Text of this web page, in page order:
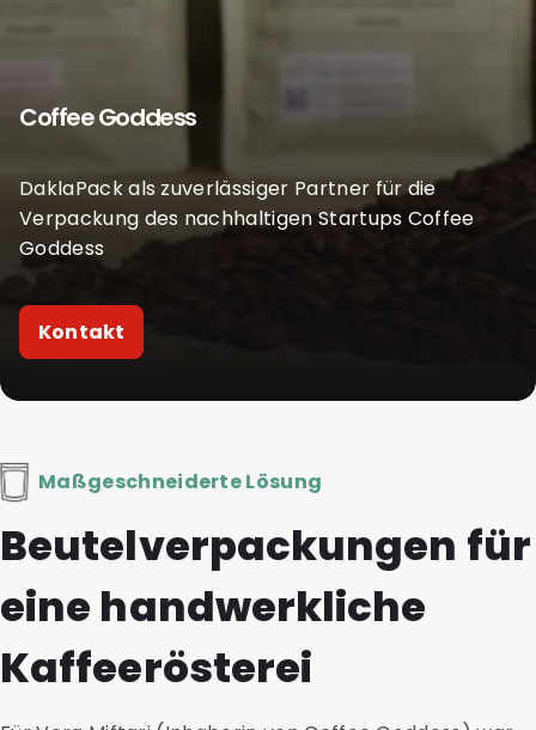
Coffee Goddess
DaklaPack als zuverlässiger Partner für die
Verpackung des nachhaltigen Startups Coffee
Goddess
Kontakt
Maßgeschneiderte Lösung
Beutelverpackungen für
eine handwerkliche
Kaffeerösterei